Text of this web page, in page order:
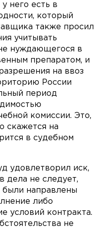
него есть в
который
также просил
учитывать
нуждающегося в
препаратом, и
на ввоз
России
период
комиссии. Это,
скажется на
в судебном
удовлетворил иск,
дела не следует,
были направлены
либо
условий контракта.
не